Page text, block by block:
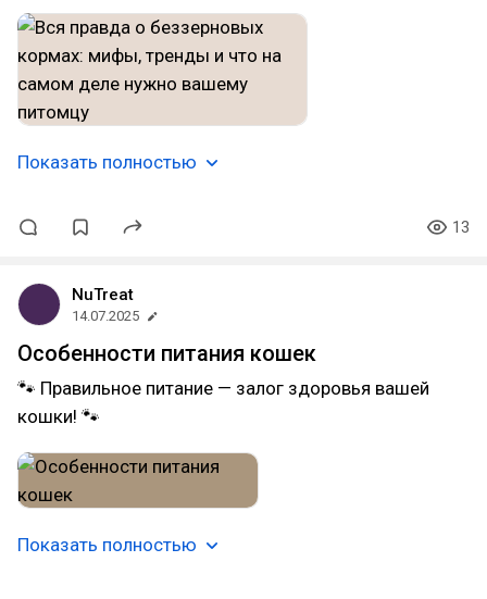
Показать полностью
13
NuTreat
14.07.2025
Особенности питания кошек
🐾 Правильное питание — залог здоровья вашей
кошки! 🐾
Показать полностью